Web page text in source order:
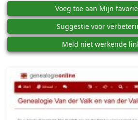
Voeg toe aan Mijn
Suggestie voor
Meld niet werkende